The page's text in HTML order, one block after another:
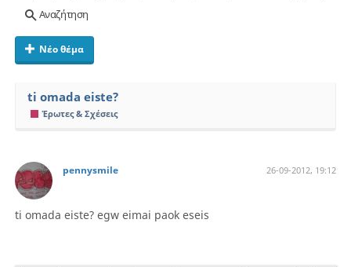
Αναζήτηση
Νέο θέμα
ti omada eiste?
Έρωτες & Σχέσεις
pennysmile 26-09-2012, 19:12
ti omada eiste? egw eimai paok eseis